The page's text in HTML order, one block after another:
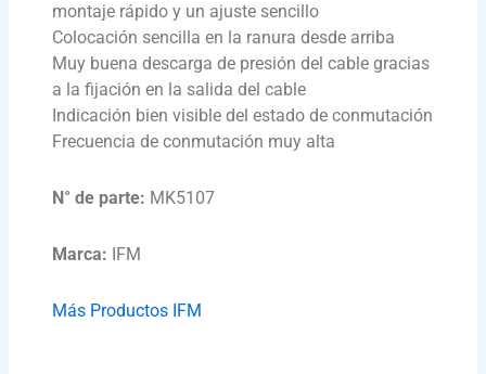
montaje rápido y un ajuste sencillo
Colocación sencilla en la ranura desde arriba
Muy buena descarga de presión del cable gracias
a la fijación en la salida del cable
Indicación bien visible del estado de conmutación
Frecuencia de conmutación muy alta
N° de parte: MK5107
Marca: IFM
Más Productos IFM